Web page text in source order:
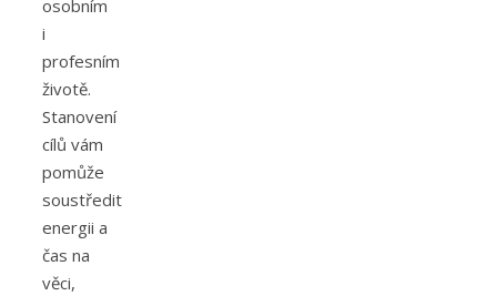
osobním
i
profesním
životě.
Stanovení
cílů vám
pomůže
soustředit
energii a
čas na
věci,